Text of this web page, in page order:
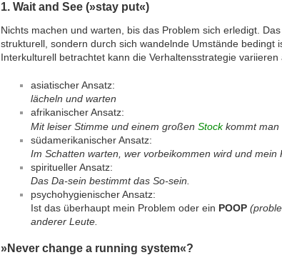
1. Wait and See (»stay put«)
Nichts machen und warten, bis das Problem sich erledigt.
strukturell, sondern durch sich wandelnde Umstände bedingt
Interkulturell betrachtet kann die Verhaltensstrategie variieren
asiatischer Ansatz:
lächeln und warten
afrikanischer Ansatz:
Mit leiser Stimme und einem großen Stockkommt man
südamerikanischer Ansatz:
Im Schatten warten, wer vorbeikommen wird und mein
spiritueller Ansatz:
Das Da-sein bestimmt das So-sein.
psychohygienischer Ansatz:
Ist das überhaupt mein Problem oder ein POOP
anderer Leute.
»Never change a running system«?